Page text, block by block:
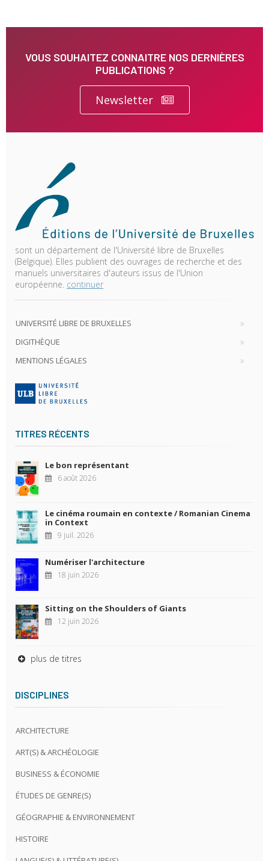
VOUS SOUHAITEZ CONNAITRE NOS DERNIÈRES
PUBLICATIONS ?
Newsletter
sont un département de l'Université libre de Bruxelles
(Belgique). Elles publient des ouvrages de recherche et des
manuels universitaires d'auteurs issus de l'Union
européenne. continuer
UNIVERSITÉ LIBRE DE BRUXELLES
DIGITHÈQUE
MENTIONS LÉGALES
TITRES RÉCENTS
Le bon représentant
6 août 2026
Le cinéma roumain en contexte / Romanian Cinema
in Context
9 juil. 2026
Numériser l'architecture
18 juin 2026
Sitting on the Shoulders of Giants
12 juin 2026
plus de titres
DISCIPLINES
ARCHITECTURE
ART(S) & ARCHÉOLOGIE
BUSINESS & ÉCONOMIE
ÉTUDES DE GENRE(S)
GÉOGRAPHIE & ENVIRONNEMENT
HISTOIRE